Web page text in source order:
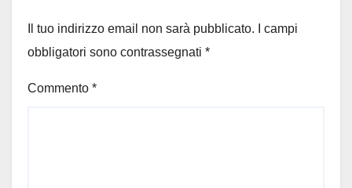
Il tuo indirizzo email non sarà pubblicato.
I campi
obbligatori sono contrassegnati *
Commento *